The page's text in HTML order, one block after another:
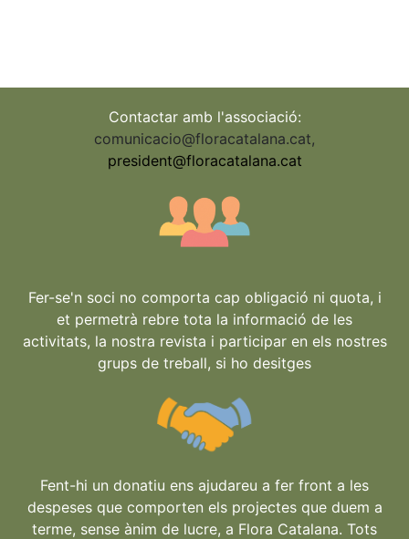
Contactar amb l'associació:
comunicacio@floracatalana.cat,
president@floracatalana.cat
Fer-se'n soci no comporta cap obligació ni quota, i
et permetrà rebre tota la informació de les
activitats, la nostra revista i participar en els nostres
grups de treball, si ho desitges
Fent-hi un donatiu ens ajudareu a fer front a les
despeses que comporten els projectes que duem a
terme, sense ànim de lucre, a Flora Catalana. Tots